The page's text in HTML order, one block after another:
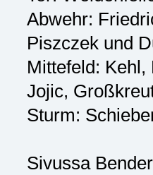
Abwehr:
Piszczek und
Mittefeld:
Jojic,
Sturm:
Sivussa